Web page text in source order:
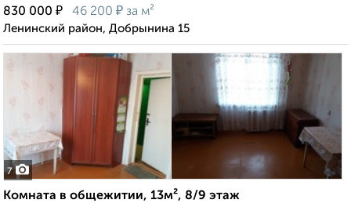
830 000 ₽ 46 200 ₽ за м²
Ленинский район, Добрынина 15
7
Комната в общежитии, 13м², 8/9 этаж